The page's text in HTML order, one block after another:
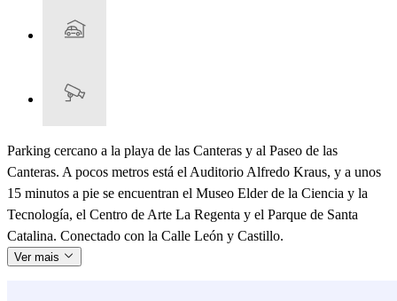
Parking cercano a la playa de las Canteras y al Paseo de las
Canteras. A pocos metros está el Auditorio Alfredo Kraus, y a unos
15 minutos a pie se encuentran el Museo Elder de la Ciencia y la
Tecnología, el Centro de Arte La Regenta y el Parque de Santa
Catalina. Conectado con la Calle León y Castillo.
Ver mais